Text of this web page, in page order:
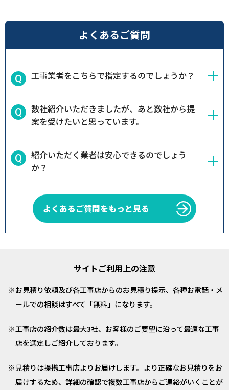
よくあるご質問
工事業者をこちらで指定するのでしょうか？
数社紹介いただきましたが、あと数社から提
案を受けたいと思っています。
紹介いただく業者は安心できるのでしょう
か？
よくあるご質問をもっと見る
サイトご利用上の注意
お見積り依頼及び各工事店からのお見積り提示、各種お電話・メ
ールでの相談はすべて「無料」になります。
工事店の紹介数は最大3社、お客様のご要望に沿って最適な工事
店を選定しご紹介しております。
見積りは提携工事店よりお届けします。より正確なお見積りをお
届けするため、詳細の確認で複数工事店からご連絡がいくことが